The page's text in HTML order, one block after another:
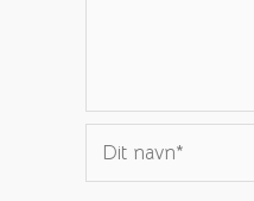
Dit
navn*